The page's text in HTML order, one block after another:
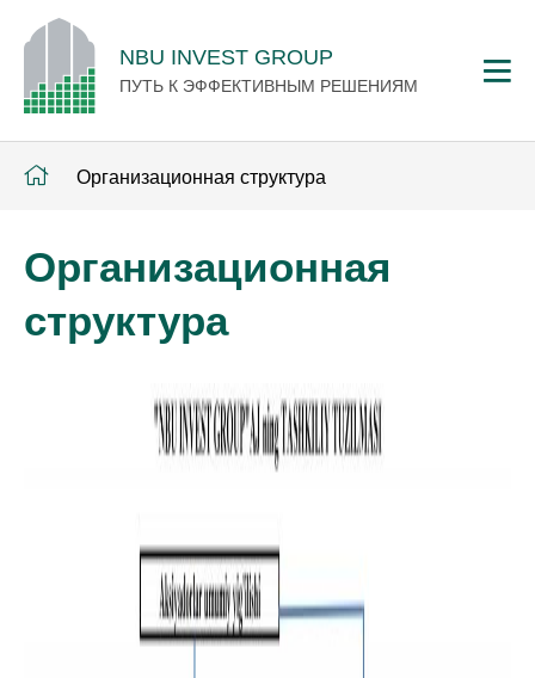
NBU INVEST GROUP
ПУТЬ К ЭФФЕКТИВНЫМ РЕШЕНИЯМ
Организационная структура
Организационная
структура